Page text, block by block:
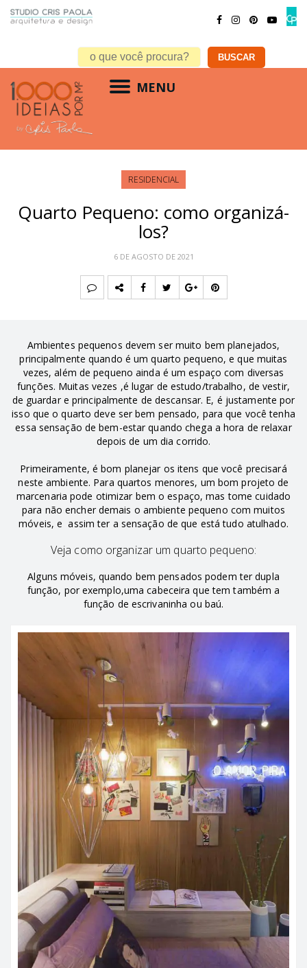
MENU
RESIDENCIAL
Quarto Pequeno: como organizá-
los?
6 DE AGOSTO DE 2021
Ambientes pequenos devem ser muito bem planejados,
principalmente quando é um quarto pequeno, e que muitas
vezes, além de pequeno ainda é um espaço com diversas
funções. Muitas vezes ,é lugar de estudo/trabalho, de vestir,
de guardar e principalmente de descansar. E, é justamente por
isso que o quarto deve ser bem pensado, para que você tenha
essa sensação de bem-estar quando chega a hora de relaxar
depois de um dia corrido.
Primeiramente, é bom planejar os itens que você precisará
neste ambiente. Para quartos menores, um bom projeto de
marcenaria pode otimizar bem o espaço, mas tome cuidado
para não encher demais o ambiente pequeno com muitos
móveis, e assim ter a sensação de que está tudo atulhado.
Veja como organizar um quarto pequeno:
Alguns móveis, quando bem pensados podem ter dupla
função, por exemplo,uma cabeceira que tem também a
função de escrivaninha ou baú.